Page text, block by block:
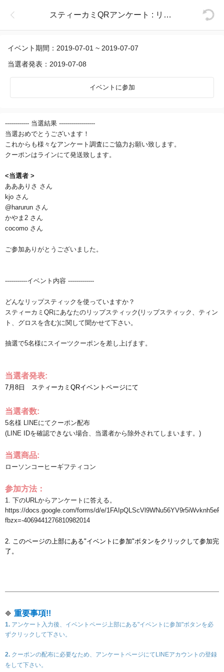
スティーカミQRアンケート : リップスティック
イベント期間：2019-07-01 ~ 2019-07-07
当選者発表：2019-07-08
イベントに参加
------------ 当選結果 ------------------
当選おめでとうございます！
これからも様々なアンケート調査にご協力お願い致します。
クーポンはラインにて発送致します。
<当選者 >
ああありさ さん
kjo さん
@harurun さん
かやま2 さん
cocomo さん
ご参加ありがとうございました。
-----------イベント内容 -------------
どんなリップスティックを使っていますか？
スティーカミ QRにあなたのリップスティック( リップスティック、ティン
ト、グロスを含む)に関して聞かせて下さい。
抽選で5名様にスイーツクーポンを差し上げます。
当選者発表:
7月8 日 スティーカミ QRイベントページにて
当選者数:
5名様 LINEにてクーポン配布
(LINE IDを確認できない場合、当選者から除外されてしまいます。)
当選商品:
ローソンコーヒーギフティコン
参加方法：
1. 下のURLからアンケートに答える。
https://docs.google.com/forms/d/e/
fbzx=-4069441276810982014
2. このページの上部にある"イベントに参加"ボタンをクリックして参加完
了。
🔷 重要事項!!
1. アンケート入力後、イベントページ上部にある"イベントに参加"ボタンを必
ずクリックして下さい。
2. クーポンの配布に必要なため、アンケートページにてLINEアカウントの登録
をして下さい。